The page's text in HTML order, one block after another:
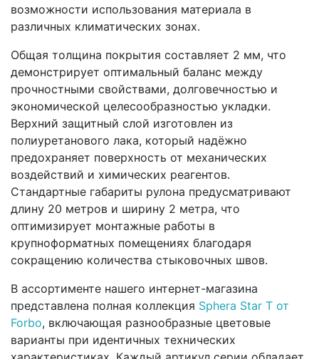
возможности использования материала в
различных климатических зонах.
Общая толщина покрытия составляет 2 мм, что
демонстрирует оптимальный баланс между
прочностными свойствами, долговечностью и
экономической целесообразностью укладки.
Верхний защитный слой изготовлен из
полиуретанового лака, который надёжно
предохраняет поверхность от механических
воздействий и химических реагентов.
Стандартные габариты рулона предусматривают
длину 20 метров и ширину 2 метра, что
оптимизирует монтажные работы в
крупноформатных помещениях благодаря
сокращению количества стыковочных швов.
В ассортименте нашего интернет-магазина
представлена полная коллекция Sphera Star T от
Forbo, включающая разнообразные цветовые
варианты при идентичных технических